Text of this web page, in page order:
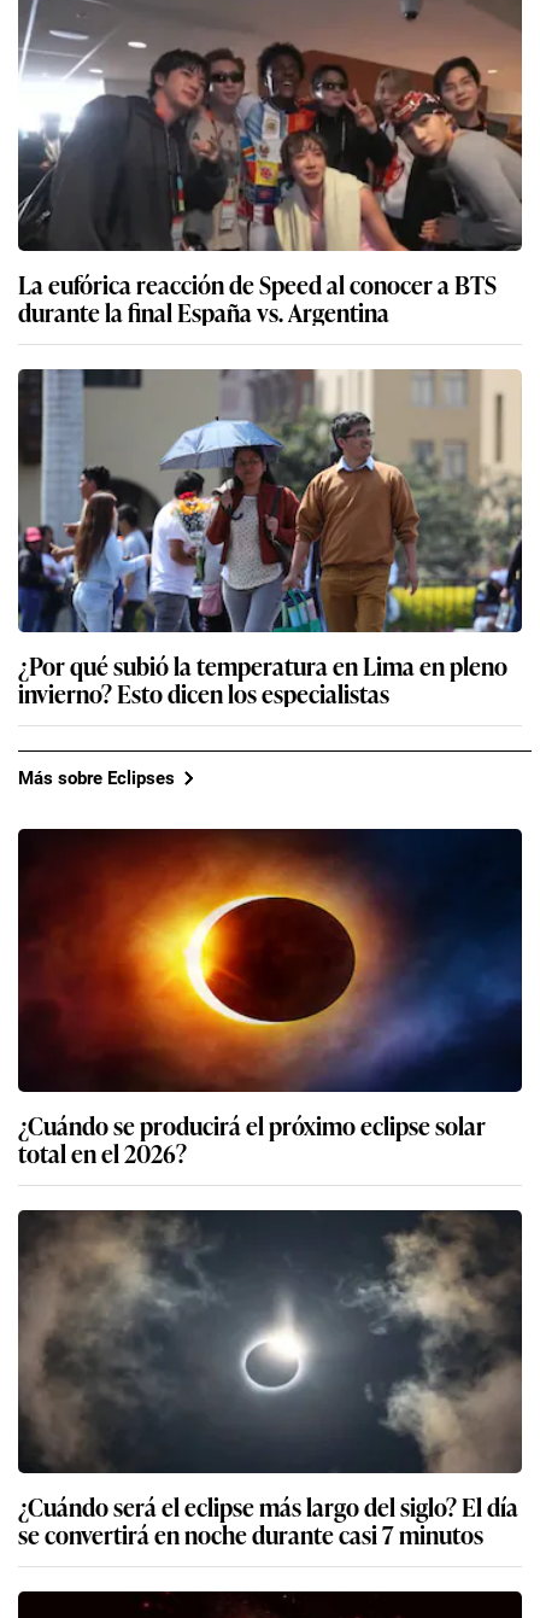
La eufórica reacción de Speed al conocer a BTS
durante la final España vs. Argentina
¿Por qué subió la temperatura en Lima en pleno
invierno? Esto dicen los especialistas
Más sobre Eclipses
¿Cuándo se producirá el próximo eclipse solar
total en el 2026?
¿Cuándo será el eclipse más largo del siglo? El día
se convertirá en noche durante casi 7 minutos